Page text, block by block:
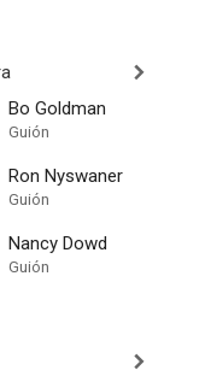
Bo Goldman
Guión
Ron Nyswaner
Guión
Nancy Dowd
Guión